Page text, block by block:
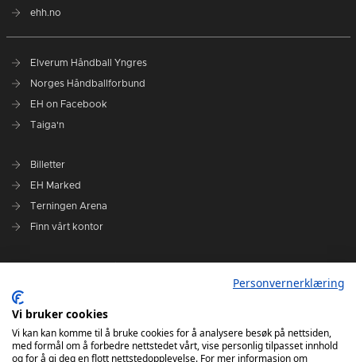
ehh.no
Elverum Håndball Yngres
Norges Håndballforbund
EH on Facebook
Taiga'n
Billetter
EH Marked
Terningen Arena
Finn vårt kontor
Administrasjonen i Elverum Håndball
Styre og utvalg
VARSLINGSRUTINER FOR ELVERUM HÅNDBALL
Personvernerklæring
Vi bruker cookies
Vi kan kan komme til å bruke cookies for å analysere besøk på nettsiden,
med formål om å forbedre nettstedet vårt, vise personlig tilpasset innhold
og for å gi deg en flott nettstedopplevelse. For mer informasjon om